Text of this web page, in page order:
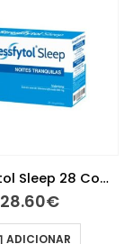
Stressfytol Sleep 28 Comprimidos
28.60€
ADICIONAR